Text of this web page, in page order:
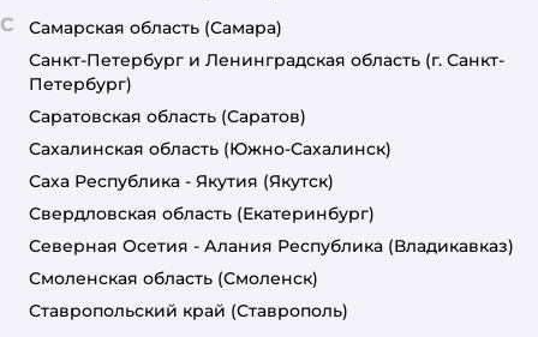
С Самарская область (Самара)
Санкт-Петербург и Ленинградская область (г. Санкт-
Петербург)
Саратовская область (Саратов)
Сахалинская область (Южно-Сахалинск)
Саха Республика - Якутия (Якутск)
Свердловская область (Екатеринбург)
Северная Осетия - Алания Республика (Владикавказ)
Смоленская область (Смоленск)
Ставропольский край (Ставрополь)